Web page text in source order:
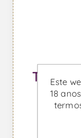
Este
18